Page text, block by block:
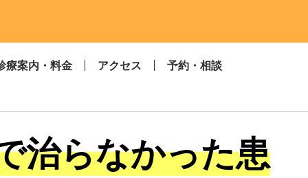
療案内・料金 アクセス 予約・相談
治らなかった患